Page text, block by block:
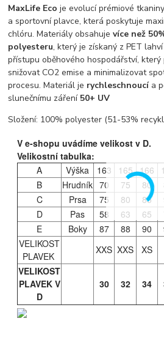
MaxLife Eco je evolucí prémiové tkaniny
a sportovní plavce, která poskytuje
chlóru. Materiály obsahuje více než
polyesteru, který je získaný z PET
přístupu oběhového hospodářství,
snižovat CO2 emise a minimalizovat
procesu. Materiál je rychleschnoucí a
slunečnímu záření 50+ UV
Složení: 100% polyester (51-53%
V e-shopu uvádíme velikost v D.
Velikostní tabulka:
A
Výška 163 165 166
B
Hrudník 70 75 80
C
Prsa 75 80 85
D
Pas 58 63 65
E
Boky 87 88 90
VELIKOST
PLAVEK
XXS XXS XS
VELIKOST
PLAVEK V
D
30 32 34